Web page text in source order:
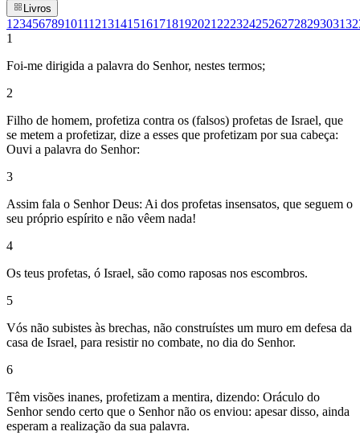
Livros
1 23456789101112131415161718192021 2223242526272829303132
1
Foi-me dirigida a palavra do Senhor, nestes termos;
2
Filho de homem, profetiza contra os (falsos) profetas de Israel, que
se metem a profetizar, dize a esses que profetizam por sua cabeça:
Ouvi a palavra do Senhor:
3
Assim fala o Senhor Deus: Ai dos profetas insensatos, que seguem o
seu próprio espírito e não vêem nada!
4
Os teus profetas, ó Israel, são como raposas nos escombros.
5
Vós não subistes às brechas, não construístes um muro em defesa da
casa de Israel, para resistir no combate, no dia do Senhor.
6
Têm visões inanes, profetizam a mentira, dizendo: Oráculo do
Senhor sendo certo que o Senhor não os enviou: apesar disso, ainda
esperam a realização da sua palavra.